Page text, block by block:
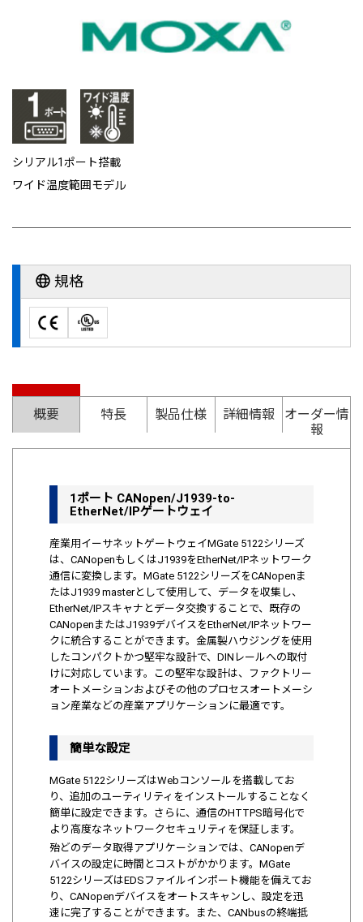
シリアル1ポート搭載
ワイド温度範囲モデル
規格
概要 特長 製品仕様 詳細情報
オーダー情
報
1ポート CANopen/J1939-to-
EtherNet/IPゲートウェイ
産業用イーサネットゲートウェイMGate 5122シリーズ
は、CANopenもしくはJ1939をEtherNet/IPネットワーク
通信に変換します。MGate 5122シリーズをCANopenま
たはJ1939 masterとして使用して、データを収集し、
EtherNet/IPスキャナとデータ交換することで、既存の
CANopenまたはJ1939デバイスをEtherNet/IPネットワー
クに統合することができます。金属製ハウジングを使用
したコンパクトかつ堅牢な設計で、DINレールへの取付
けに対応しています。この堅牢な設計は、ファクトリー
オートメーションおよびその他のプロセスオートメーシ
ョン産業などの産業アプリケーションに最適です。
簡単な設定
MGate 5122シリーズはWebコンソールを搭載してお
り、追加のユーティリティをインストールすることなく
簡単に設定できます。さらに、通信のHTTPS暗号化で
より高度なネットワークセキュリティを保証します。
殆どのデータ取得アプリケーションでは、CANopenデ
バイスの設定に時間とコストがかかります。MGate
5122シリーズはEDSファイルインポート機能を備えてお
り、CANopenデバイスをオートスキャンし、設定を迅
速に完了することができます。また、CANbusの終端抵